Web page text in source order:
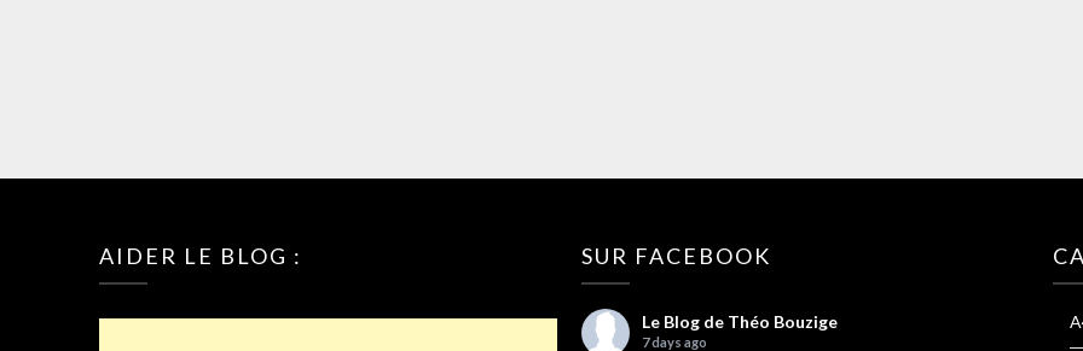
AIDER LE BLOG : SUR FACEBOOK
Le Blog de Théo Bouzige
7 days ago